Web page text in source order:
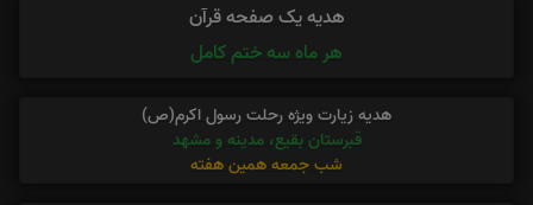
هدیه یک صفحه قرآن
هر ماه سه ختم کامل
هدیه زیارت ویژه رحلت رسول اکرم(ص)
قبرستان بقیع، مدینه و مشهد
شب جمعه همین هفته